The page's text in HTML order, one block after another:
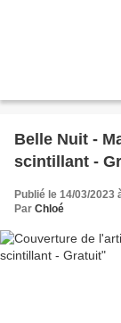
Belle Nuit -
scintillant -
Publié le 14/03/2023
Par Chloé